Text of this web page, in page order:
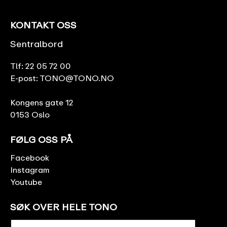
KONTAKT OSS
Sentralbord
Tlf: 22 05 72 00
E-post: TONO@TONO.NO
Kongens gate 12
0153 Oslo
FØLG OSS PÅ
Facebook
Instagram
Youtube
SØK OVER HELE TONO